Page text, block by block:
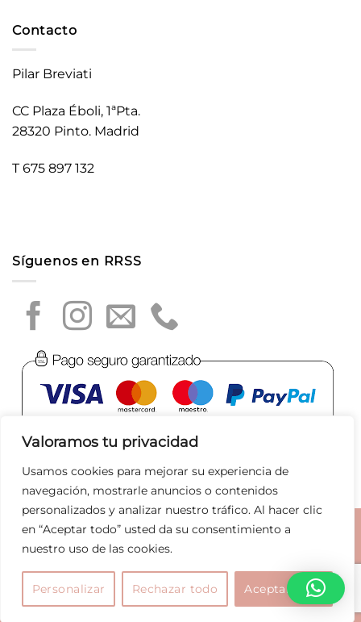
Valoramos tu privacidad
Usamos cookies para mejorar su experiencia de
navegación, mostrarle anuncios o contenidos
personalizados y analizar nuestro tráfico. Al hacer clic
en “Aceptar todo” usted da su consentimiento a
nuestro uso de las cookies.
Personalizar Rechazar todo Aceptar todo
Contacto
Pilar Breviati
CC Plaza Éboli, 1ªPta.
28320 Pinto. Madrid
T 675 897 132
Síguenos en RRSS
Aviso legal|Política de privacidad|Política de Cookies
Condiciones de compra
Copyright 2026 ©Pilar Breviati